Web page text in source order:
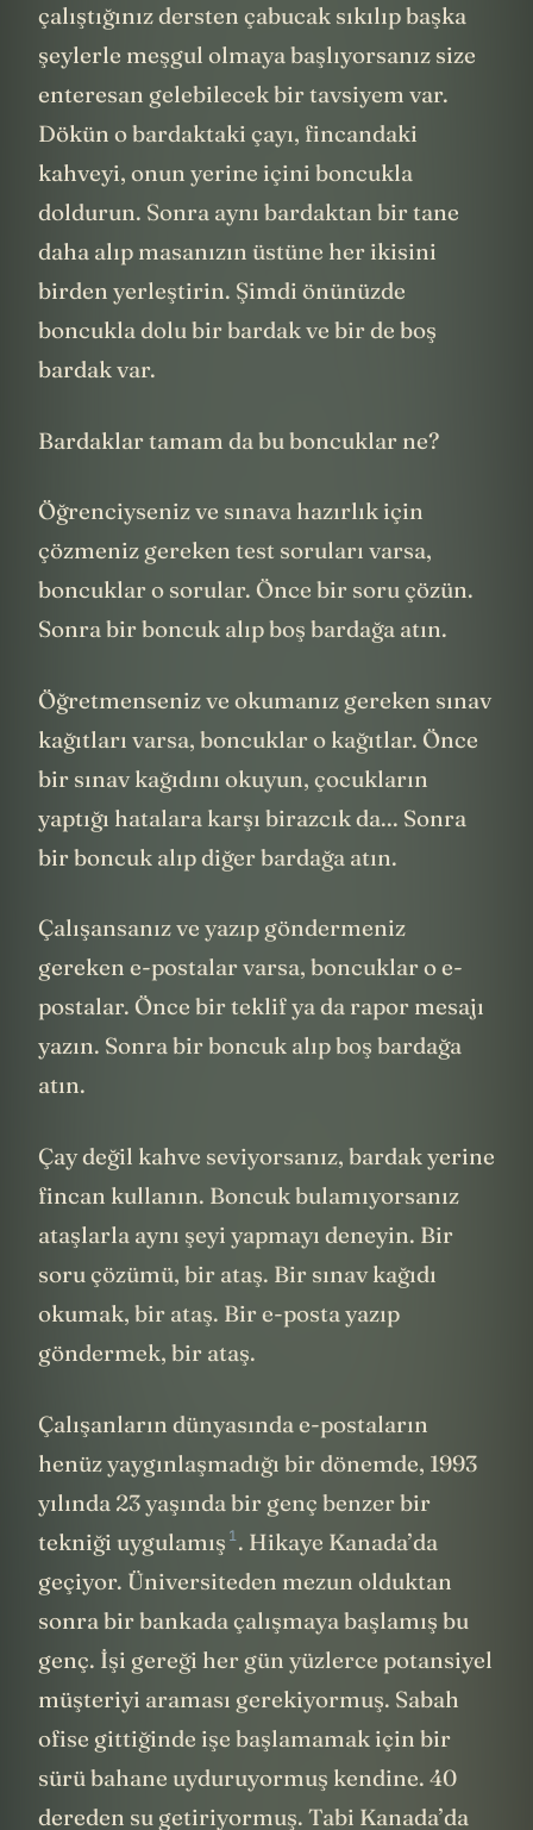
çalıştığınız dersten çabucak sıkılıp başka
şeylerle meşgul olmaya başlıyorsanız size
enteresan gelebilecek bir tavsiyem var.
Dökün o bardaktaki çayı, fincandaki
kahveyi, onun yerine içini boncukla
doldurun. Sonra aynı bardaktan bir tane
daha alıp masanızın üstüne her ikisini
birden yerleştirin. Şimdi önünüzde
boncukla dolu bir bardak ve bir de boş
bardak var.
Bardaklar tamam da bu boncuklar ne?
Öğrenciyseniz ve sınava hazırlık için
çözmeniz gereken test soruları varsa,
boncuklar o sorular. Önce bir soru çözün.
Sonra bir boncuk alıp boş bardağa atın.
Öğretmenseniz ve okumanız gereken sınav
kağıtları varsa, boncuklar o kağıtlar. Önce
bir sınav kağıdını okuyun, çocukların
yaptığı hatalara karşı birazcık da... Sonra
bir boncuk alıp diğer bardağa atın.
Çalışansanız ve yazıp göndermeniz
gereken e-postalar varsa, boncuklar o e-
postalar. Önce bir teklif ya da rapor mesajı
yazın. Sonra bir boncuk alıp boş bardağa
atın.
Çay değil kahve seviyorsanız, bardak yerine
fincan kullanın. Boncuk bulamıyorsanız
ataşlarla aynı şeyi yapmayı deneyin. Bir
soru çözümü, bir ataş. Bir sınav kağıdı
okumak, bir ataş. Bir e-posta yazıp
göndermek, bir ataş.
Çalışanların dünyasında e-postaların
henüz yaygınlaşmadığı bir dönemde, 1993
yılında 23 yaşında bir genç benzer bir
tekniği uygulamış 1. Hikaye Kanada’da
geçiyor. Üniversiteden mezun olduktan
sonra bir bankada çalışmaya başlamış bu
genç. İşi gereği her gün yüzlerce potansiyel
müşteriyi araması gerekiyormuş. Sabah
ofise gittiğinde işe başlamamak için bir
sürü bahane uyduruyormuş kendine. 40
dereden su getiriyormuş. Tabi Kanada’da